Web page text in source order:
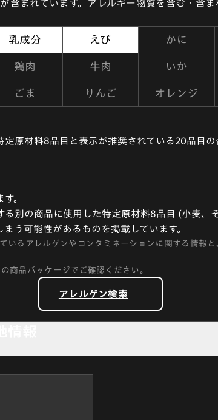
まれています。アレルギー物質を含む・含ま
乳成分 えび かに
鶏肉 牛肉 いか
ごま りんご オレンジ
原材料8品目と表示が推奨されている20品目の
。
別の商品に使用した特定原材料8品目 (小麦、
う可能性があるものを掲載しています。
いるアレルゲンやコンタミネーションに関する情報
商品パッケージでご確認ください。
アレルゲン検索